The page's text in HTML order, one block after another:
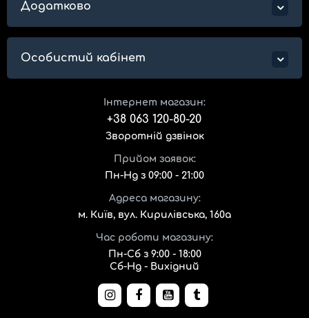
Додатково
Особистий кабінет
Інтернет магазин:
+38 063 120-80-20
Зворотній дзвінок
Прийом заявок:
Пн-Нд з 09:00 - 21:00
Адреса магазину:
м. Київ, вул. Кирилівська, 160а
Час роботи магазину:
Пн-Сб з 9:00 - 18:00
Сб-Нд - Вихідний